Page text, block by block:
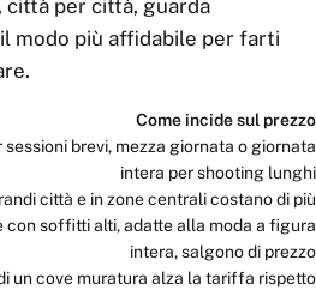
per città, guarda
il modo più affidabile per farti
Come incide sul prezzo
sessioni brevi, mezza giornata o giornata
intera per shooting lunghi
città e in zone centrali costano di più
con soffitti alti, adatte alla moda a figura
intera, salgono di prezzo
un cove muratura alza la tariffa rispetto